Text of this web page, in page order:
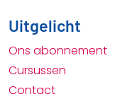
Uitgelicht
Ons abonnement
Cursussen
Contact